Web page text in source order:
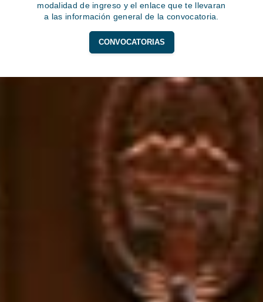
modalidad de ingreso y el enlace que te llevaran
a las información general de la convocatoria.
CONVOCATORIAS